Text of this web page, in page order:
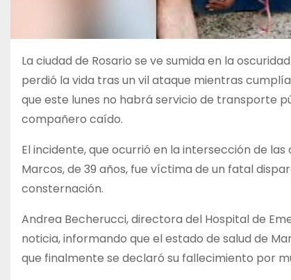
La ciudad de Rosario se ve sumida en la
perdió la vida tras un vil ataque mientras
que este lunes no habrá servicio de transporte
compañero caído.
El incidente, que ocurrió en la intersección de
Marcos, de 39 años, fue víctima de un fatal
consternación.
Andrea Becherucci, directora del Hospital de
noticia, informando que el estado de salud de
que finalmente se declaró su fallecimiento por